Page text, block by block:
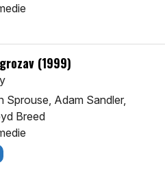
(1999)
Sprouse, Adam Sandler,
Breed